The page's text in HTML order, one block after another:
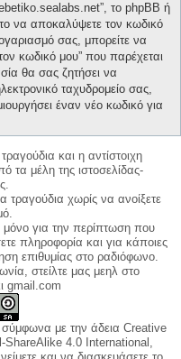
το phpBB ή
να αποκαλύψετε τον κωδικό
σας, μπορείτε να
κωδικό μου” που παρέχεται
θα σας ζητήσει να
ταχυδρομείο σας,
έναν νέο κωδικό για
και η αντίστοιχη
τα μέλη της ιστοσελίδας-
τραγούδια χωρίς να ανοίξετε
μόνο για την περίπτωση που
πληροφορία και για κάποιες
επιθυμίας στο ραδιόφωνο.
στείλτε μας μεηλ στο
gmail.com
σύμφωνα με την άδεια Creative
ShareAlike 4.0 International,